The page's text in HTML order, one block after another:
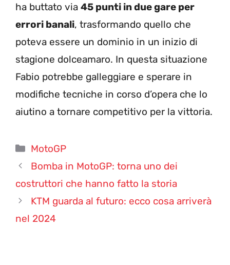
ha buttato via 45 punti in due gare per
errori banali, trasformando quello che
poteva essere un dominio in un inizio di
stagione dolceamaro. In questa situazione
Fabio potrebbe galleggiare e sperare in
modifiche tecniche in corso d’opera che lo
aiutino a tornare competitivo per la vittoria.
Categorie
MotoGP
Bomba in MotoGP: torna uno dei
costruttori che hanno fatto la storia
KTM guarda al futuro: ecco cosa arriverà
nel 2024